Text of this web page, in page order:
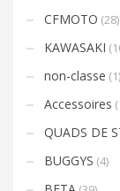
CFMOTO (28)
KAWASAKI
non-classe (1)
Accessoires
QUADS DE
BUGGYS (4)